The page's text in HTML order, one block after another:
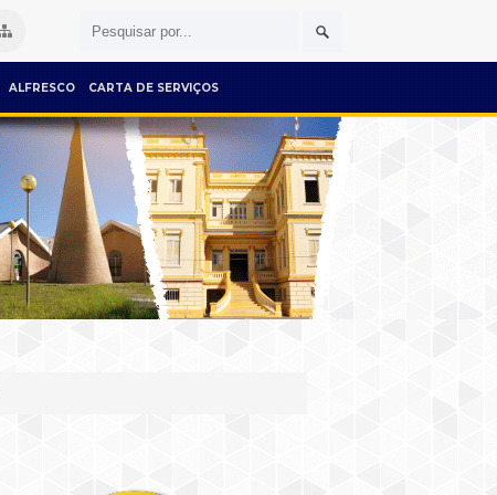
ALFRESCO CARTA DE SERVIÇOS